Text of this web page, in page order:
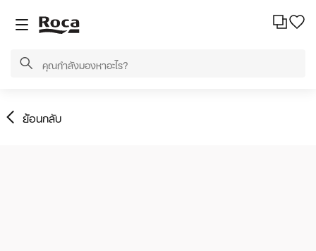
ย้อนกลับ